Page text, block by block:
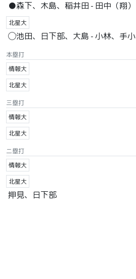
●森下、木島、稲井田 - 田中（翔）
北星大
◯池田、日下部、大島 - 小林、手小
本塁打
情報大
北星大
三塁打
情報大
北星大
二塁打
情報大
北星大
押見、日下部